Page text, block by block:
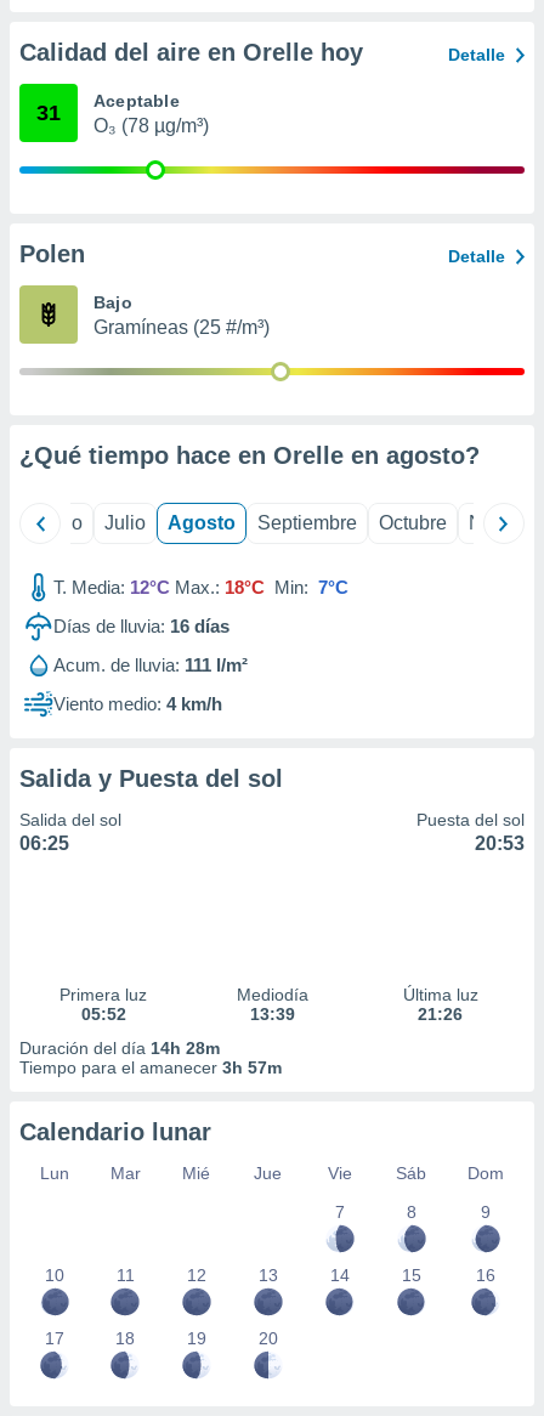
e
mediante
Calidad del aire en Orelle hoy Detalle
31 Aceptable
O₃ (78 µg/m³)
Polen Detalle
Bajo
Gramíneas (25 #/m³)
¿Qué tiempo hace en Orelle en agosto?
Junio Julio Agosto Septiembre Octubre
T. Media: 12°C Max.: 18°C Min: 7°C
Días de lluvia: 16 días
Acum. de lluvia: 111 l/m²
Viento medio: 4 km/h
Salida y Puesta del sol
Salida del sol
06:25
Puesta del sol
20:53
Primera luz
05:52
Mediodía
13:39
Última luz
21:26
Duración del día 14h 28m
Tiempo para el amanecer 3h 57m
Calendario lunar
Lun Mar Mié Jue Vie Sáb
Dom
7
8 9
10 11 12 13 14 15 16
17 18 19 20